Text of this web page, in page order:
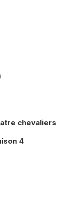
chevaliers
4